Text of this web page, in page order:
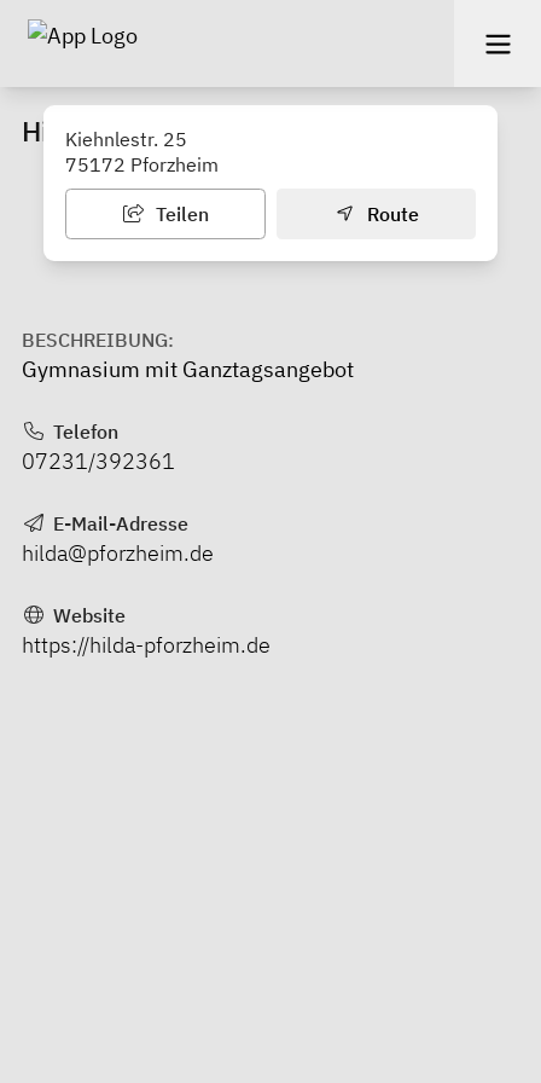
Hilda-Gymnasium
Kiehnlestr. 25
75172 Pforzheim
Teilen Route
BESCHREIBUNG:
Gymnasium mit Ganztagsangebot
Telefon
07231/392361
E-Mail-Adresse
hilda@pforzheim.de
Website
https://hilda-pforzheim.de